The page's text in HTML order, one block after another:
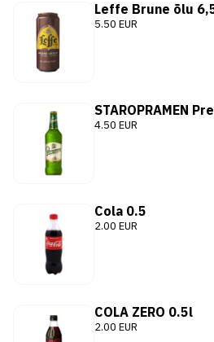
Leffe Brune õlu
5.50 EUR
STAROPRAMEN
4.50 EUR
Cola 0.5
2.00 EUR
COLA ZERO 0.5l
2.00 EUR